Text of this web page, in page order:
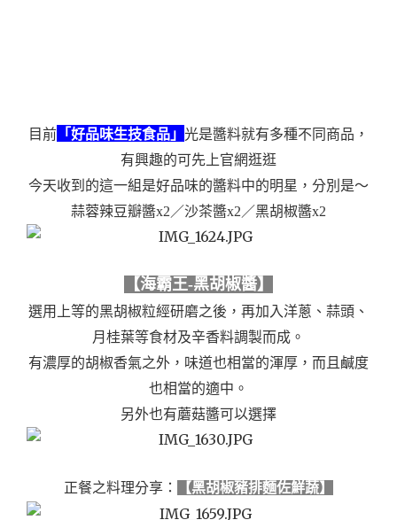
目前 「好品味生技食品」 光是醬料就有多種不同商品，
有興趣的可先上官網逛逛
今天收到的這一組是好品味的醬料中的明星，分別是～
蒜蓉辣豆瓣醬x2／沙茶醬x2／黑胡椒醬x2
【海霸王-黑胡椒醬】
選用上等的黑胡椒粒經研磨之後，再加入洋蔥、蒜頭、
月桂葉等食材及辛香料調製而成。
有濃厚的胡椒香氣之外，味道也相當的渾厚，而且鹹度
也相當的適中。
另外也有蘑菇醬可以選擇
正餐之料理分享： 【黑胡椒豬排麵佐鮮蔬】